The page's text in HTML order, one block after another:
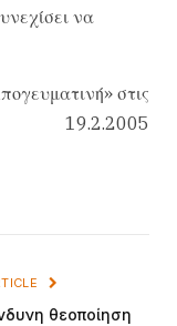
να
στις
19.2.2005
θεοποίηση